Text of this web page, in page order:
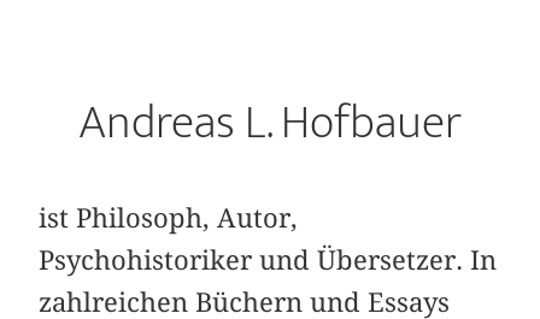
Andreas L. Hofbauer
ist Philosoph, Autor,
Psychohistoriker und Übersetzer. In
zahlreichen Büchern und Essays